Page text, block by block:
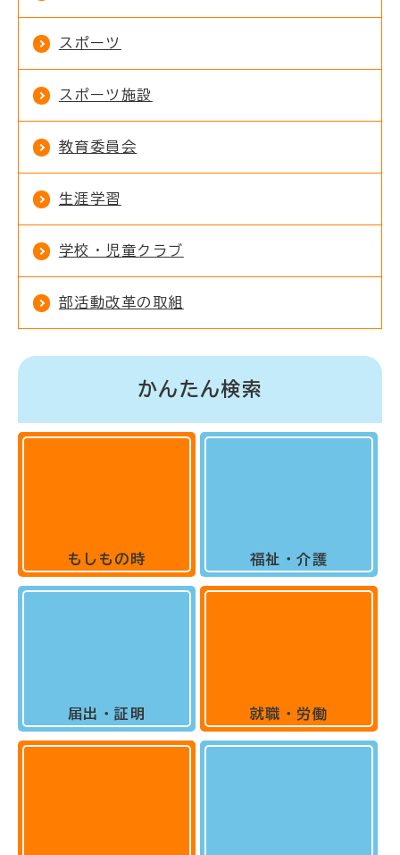
スポーツ
スポーツ施設
教育委員会
生涯学習
学校・児童クラブ
部活動改革の取組
かんたん検索
もしもの時
届出・証明
福祉・介護
就職・労働